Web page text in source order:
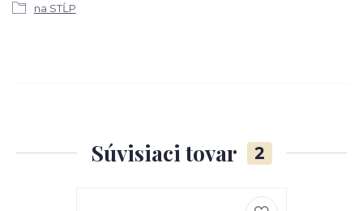
na STĹP
Súvisiaci tovar 2